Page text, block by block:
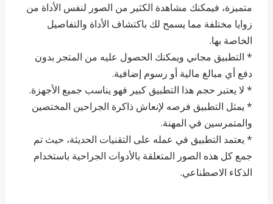
متميزة، فيمكنك مشاهدة الكثير من الصور لنفس الأداة من
زوايا مختلفة مما يسمح لك باكتشاف الأداة والتفاصيل
الخاصة بها.
* التطبيق مجاني ويمكنك الحصول عليه من المتجر بدون
دفع أي مبالغ مالية أو رسوم إضافية.
* لا يعتبر حجم هذا التطبيق كبير فهو يناسب جميع الأجهزة.
* يمثل التطبيق فرصه لإنعاش ذاكرة الجراحين المختصين
والمتمرسين في المهنة.
* يعتمد التطبيق في عمله على التقنيات الحديثة، حيث تم
جمع كل هذه الصور المتعلقة بالأدوات الجراحية باستخدام
الذكاء الاصطناعي.